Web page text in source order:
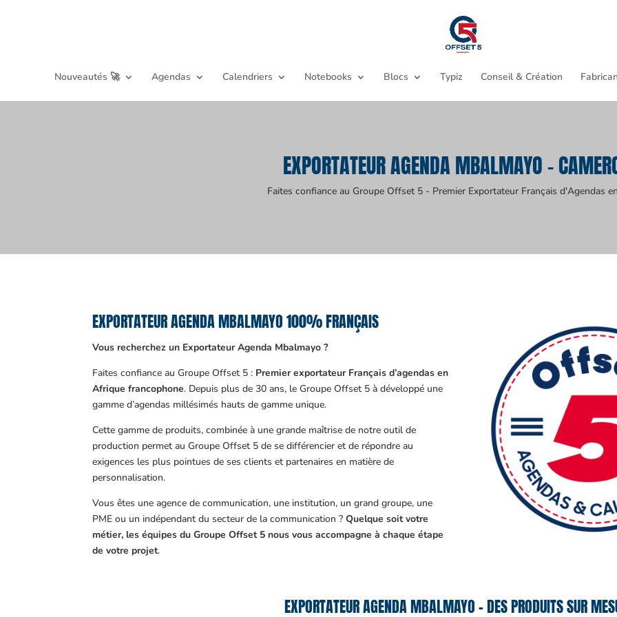
Nouveautés 🚀 Agendas Calendriers Notebooks Blocs Typiz Conseil & Création
EXPORTATEUR AGENDA MBALMAYO -
Faites confiance au Groupe Offset 5 - Premier Exportateur Français d'Agendas
EXPORTATEUR AGENDA MBALMAYO 100% FRANÇAIS
Vous recherchez un Exportateur Agenda Mbalmayo ?
Faites confiance au Groupe Offset 5 : Premier exportateur Français d’agendas en
Afrique francophone. Depuis plus de 30 ans, le Groupe Offset 5 à développé une
gamme d’agendas millésimés hauts de gamme unique.
Cette gamme de produits, combinée à une grande maîtrise de notre outil de
production permet au Groupe Offset 5 de se différencier et de répondre au
exigences les plus pointues de ses clients et partenaires en matière de
personnalisation.
Vous êtes une agence de communication, une institution, un grand groupe, une
PME ou un indépendant du secteur de la communication ?Quelque soit votre
métier, les équipes du Groupe Offset 5 nous vous accompagne à chaque étape
de votre projet.
EXPORTATEUR AGENDA MBALMAYO – DES PRODUITS SUR